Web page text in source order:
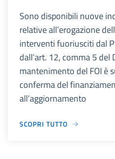
Sono disponibili nuove
relative all’erogazione
interventi fuoriusciti dal
dall’art. 12, comma 5 del
mantenimento del FOI è
conferma del
all’aggiornamento
SCOPRI TUTTO